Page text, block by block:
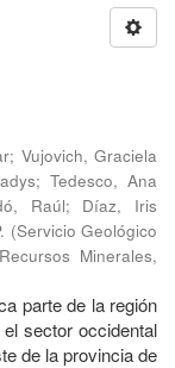
; Vujovich, Graciela
; Tedesco, Ana
Raúl; Díaz, Iris
(Servicio Geológico
Minerales,
parte de la región
sector occidental
de la provincia de